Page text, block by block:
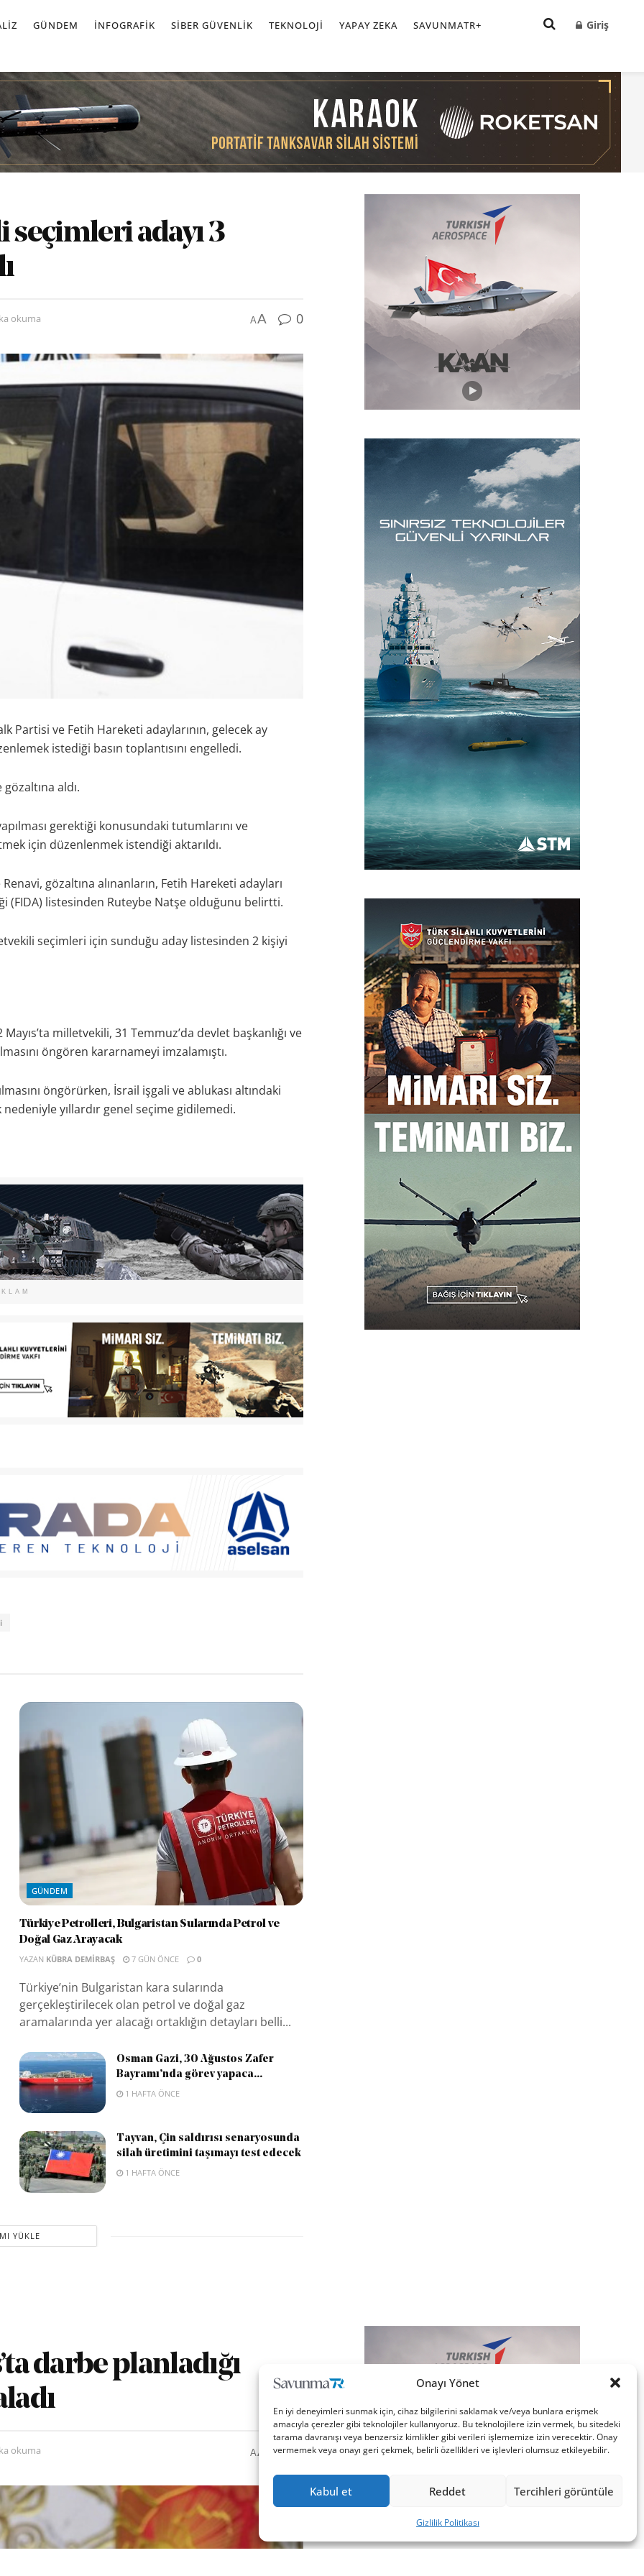
Onayı Yönet
En iyi deneyimleri sunmak için, cihaz bilgilerini saklamak ve/veya bunlara erişmek
amacıyla çerezler gibi teknolojiler kullanıyoruz. Bu teknolojilere izin vermek, bu sitedeki
tarama davranışı veya benzersiz kimlikler gibi verileri işlememize izin verecektir. Onay
vermemek veya onayı geri çekmek, belirli özellikleri ve işlevleri olumsuz etkileyebilir.
Kabul et Reddet Tercihleri görüntüle
Gizlilik Politikası
GÜNDEM İNFOGRAFIK SIBER GÜVENLIK TEKNOLOJI YAPAY ZEKA SAVUNMATR+ Giriş
adayı 3
okuma AA 0
Partisi ve Fetih Hareketi adaylarının, gelecek ay
istediği basın toplantısını engelledi.
aldı.
gerektiği konusundaki tutumlarını ve
için düzenlenmek istendiği aktarıldı.
gözaltına alınanların, Fetih Hareketi adayları
(FIDA) listesinden Ruteybe Natşe olduğunu belirtti.
seçimleri için sunduğu aday listesinden 2 kişiyi
milletvekili, 31 Temmuz’da devlet başkanlığı ve
öngören kararnameyi imzalamıştı.
öngörürken, İsrail işgali ve ablukası altındaki
yıllardır genel seçime gidilemedi.
GÜNDEM
Türkiye Petrolleri, Bulgaristan Sularında Petrol ve
Doğal Gaz Arayacak
YAZAN KÜBRA DEMIRBAŞ 7 GÜN ÖNCE 0
Türkiye’nin Bulgaristan kara sularında
gerçekleştirilecek olan petrol ve doğal gaz
aramalarında yer alacağı ortaklığın detayları belli...
Osman Gazi, 30 Ağustos Zafer
Bayramı’nda görev yapaca...
1 HAFTA ÖNCE
Tayvan, Çin saldırısı senaryosunda
silah üretimini taşımayı test edecek
1 HAFTA ÖNCE
YÜKLE
darbe planladığı
okuma AA 0